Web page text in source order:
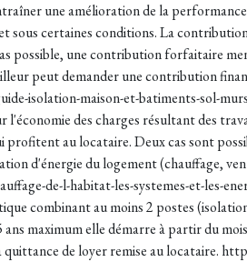
une amélioration de la
certaines conditions. La
possible, une contribution forfaitaire
peut demander une contribution
isolation-maison-et-batiments-sol-
des charges résultant des
au locataire. Deux cas sont
d'énergie du logement (chauffage,
de-l-habitat-les-systemes-et-les-
combinant au moins 2 postes
maximum elle démarre à partir du
quittance de loyer remise au locataire.